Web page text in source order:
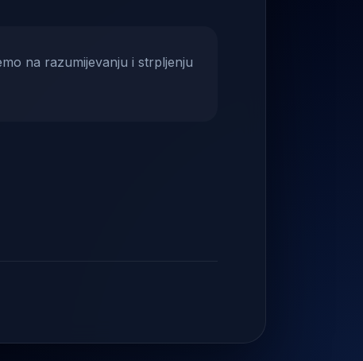
na razumijevanju i strpljenju